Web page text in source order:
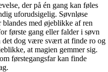
der på én gang kan føles
uforudsigelig. Søvnløse
med øjeblikke af ren
første gang eller falder i søvn
det dog være svært at finde ro og
at magien gemmer sig.
førstegangsfar kan finde